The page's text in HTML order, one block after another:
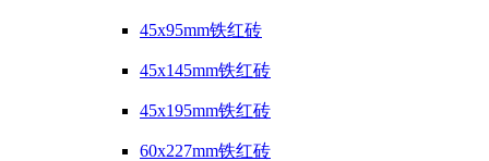
45x95mm铁红砖
45x145mm铁红砖
45x195mm铁红砖
60x227mm铁红砖